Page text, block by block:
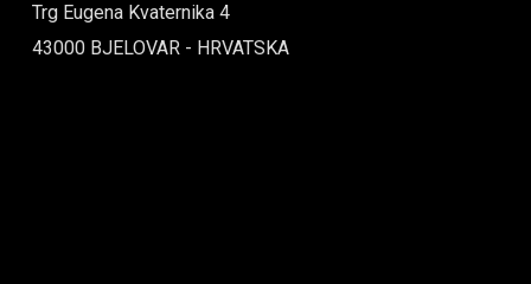
Trg Eugena Kvaternika 4
43000 BJELOVAR - HRVATSKA